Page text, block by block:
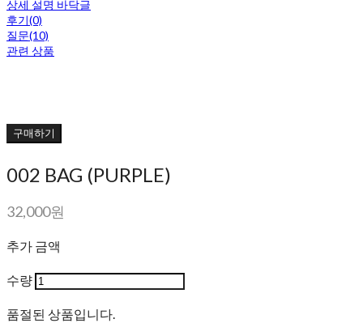
상세 설명 바닥글
후기(0)
질문(10)
관련 상품
구매하기
002 BAG (PURPLE)
32,000원
추가 금액
수량
품절된 상품입니다.